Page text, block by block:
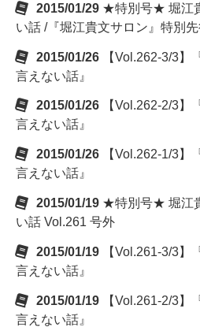
2015/01/29 ★特別号★ 堀江
い話 /『堀江貴文サロン』特別
2015/01/26
【Vol.262-3/3】
言えない話』
2015/01/26
【Vol.262-2/3】
言えない話』
2015/01/26
【Vol.262-1/3】
言えない話』
2015/01/19 ★特別号★ 堀江
い話 Vol.261 号外
2015/01/19
【Vol.261-3/3】
言えない話』
2015/01/19
【Vol.261-2/3】
言えない話』